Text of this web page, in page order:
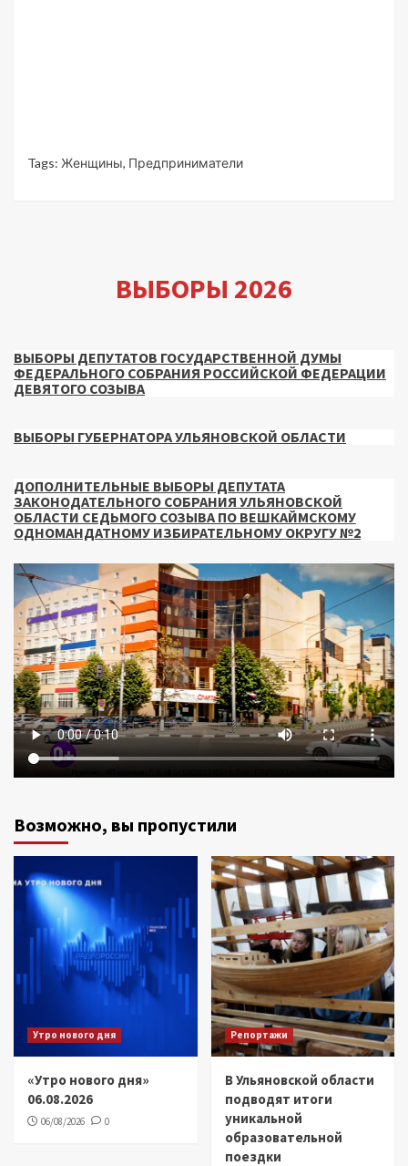
Tags: Женщины, Предприниматели
ВЫБОРЫ 2026
ВЫБОРЫ ДЕПУТАТОВ ГОСУДАРСТВЕННОЙ ДУМЫ
ФЕДЕРАЛЬНОГО СОБРАНИЯ РОССИЙСКОЙ ФЕДЕРАЦИИ
ДЕВЯТОГО СОЗЫВА
ВЫБОРЫ ГУБЕРНАТОРА УЛЬЯНОВСКОЙ ОБЛАСТИ
ДОПОЛНИТЕЛЬНЫЕ ВЫБОРЫ ДЕПУТАТА
ЗАКОНОДАТЕЛЬНОГО СОБРАНИЯ УЛЬЯНОВСКОЙ
ОБЛАСТИ СЕДЬМОГО СОЗЫВА ПО ВЕШКАЙМСКОМУ
ОДНОМАНДАТНОМУ ИЗБИРАТЕЛЬНОМУ ОКРУГУ №2
Возможно, вы пропустили
Утро нового дня
«Утро нового дня»
06.08.2026
06/08/2026 0
Репортажи
В Ульяновской области
подводят итоги
уникальной
образовательной
поездки